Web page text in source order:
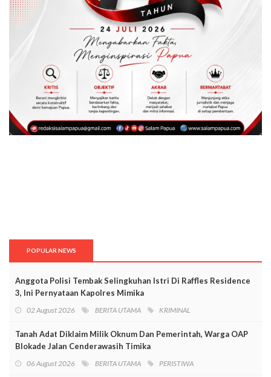
POPULAR NEWS
Anggota Polisi Tembak Selingkuhan Istri Di Raffles Residence
3, Ini Pernyataan Kapolres Mimika
02 August 2026 BERITA UTAMA KRIMINAL
Tanah Adat Diklaim Milik Oknum Dan Pemerintah, Warga OAP
Blokade Jalan Cenderawasih Timika
06 August 2026 BERITA UTAMA PERISTIWA